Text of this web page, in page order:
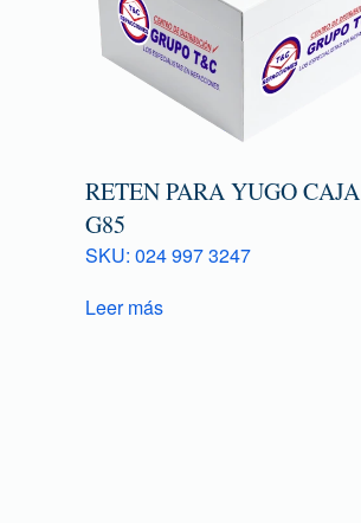
RETEN PARA YUGO CAJA
G85
SKU: 024 997 3247
Leer más